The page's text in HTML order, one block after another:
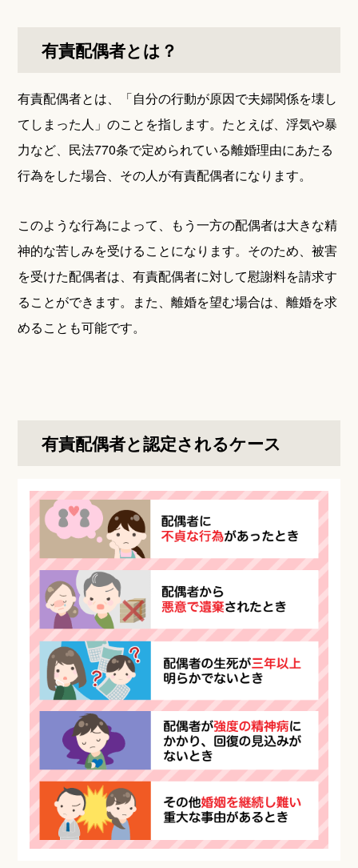
有責配偶者とは？
有責配偶者とは、「自分の行動が原因で夫婦関係を壊し
てしまった人」のことを指します。たとえば、浮気や暴
力など、民法770条で定められている離婚理由にあたる
行為をした場合、その人が有責配偶者になります。
このような行為によって、もう一方の配偶者は大きな精
神的な苦しみを受けることになります。そのため、被害
を受けた配偶者は、有責配偶者に対して慰謝料を請求す
ることができます。また、離婚を望む場合は、離婚を求
めることも可能です。
有責配偶者と認定されるケース